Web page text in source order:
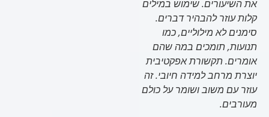
את השיעורים. שימוש במילים
קלות עוזר להבהיר דברים.
סימנים לא מילוליים, כמו
תנועות, תומכים במה שהם
אומרים.תקשורת אפקטיבית
יוצרת מרחב למידה חיובי. זה
עוזר עם משוב ושומר על כולם
מעורבים.